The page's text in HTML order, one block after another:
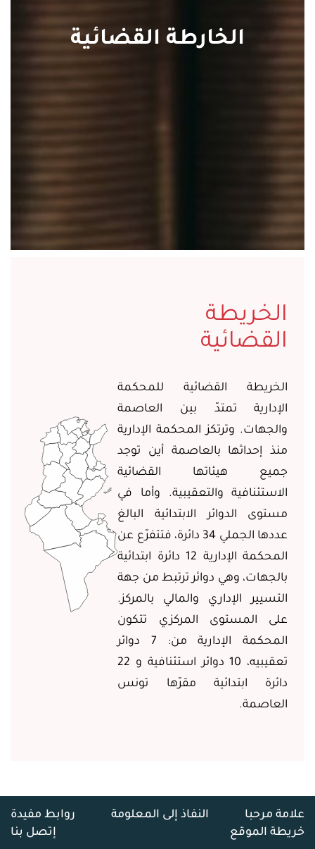
الخارطة القضائية
الخريطة
القضائية
الخريطةالقضائية للمحكمة
الإدارية تمتدّ بين العاصمة
والجهات. وترتكز المحكمة الإدارية
منذ إحداثها بالعاصمة أين توجد
جميع هيئاتها القضائية
الاستئنافية والتعقيبية. وأما في
مستوى الدوائر الابتدائية البالغ
عددها الجملي 34 دائرة، فتتفرّع عن
المحكمة الإدارية 12 دائرة ابتدائية
بالجهات، وهي دوائر ترتبط من جهة
التسيير الإداري والمالي بالمركز.
على المستوى المركزي تتكون
المحكمة الإدارية من: 7 دوائر
تعقيبيه،
10 دوائر استئنافية و 22
دائرة ابتدائية مقرّها تونس
العاصمة.
علامة مرحبا النفاذ إلى المعلومة
روابط مفيدة
خريطة الموقع
إتصل بنا